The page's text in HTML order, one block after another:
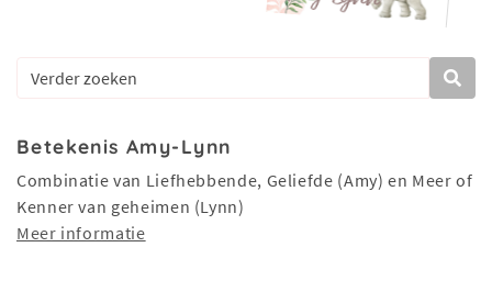
Betekenis Amy-Lynn
Combinatie van Liefhebbende, Geliefde (Amy) en Meer of
Kenner van geheimen (Lynn)
Meer informatie